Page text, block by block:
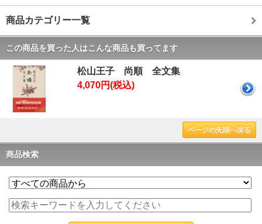
商品カテゴリー一覧
この商品を買った人はこんな商品も買ってます
松山王子 尚順 全文集
4,070円(税込)
ページの先頭へ戻る
商品検索